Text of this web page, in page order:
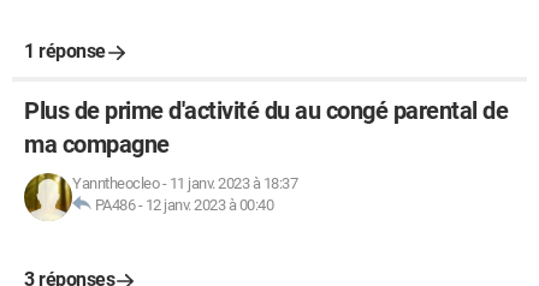
1 réponse
Plus de prime d'activité du au congé parental de
ma compagne
Yanntheocleo- 11 janv. 2023 à 18:37
PA486- 12 janv. 2023 à 00:40
3 réponses